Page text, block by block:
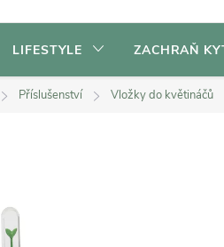
LIFESTYLE ZACHRAŇ
Příslušenství Vložky do květináčů